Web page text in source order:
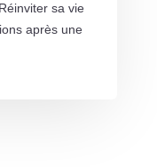
sa vie
après une